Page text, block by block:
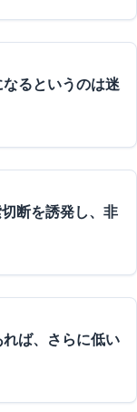
るというのは迷
断を誘発し、非
ば、さらに低い